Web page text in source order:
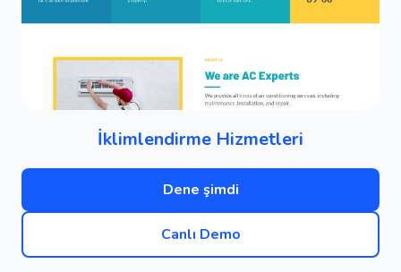
İklimlendirme Hizmetleri
Dene şimdi
Canlı Demo